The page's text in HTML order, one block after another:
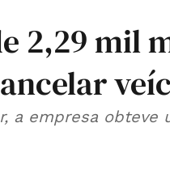
2,29 mil
a empresa